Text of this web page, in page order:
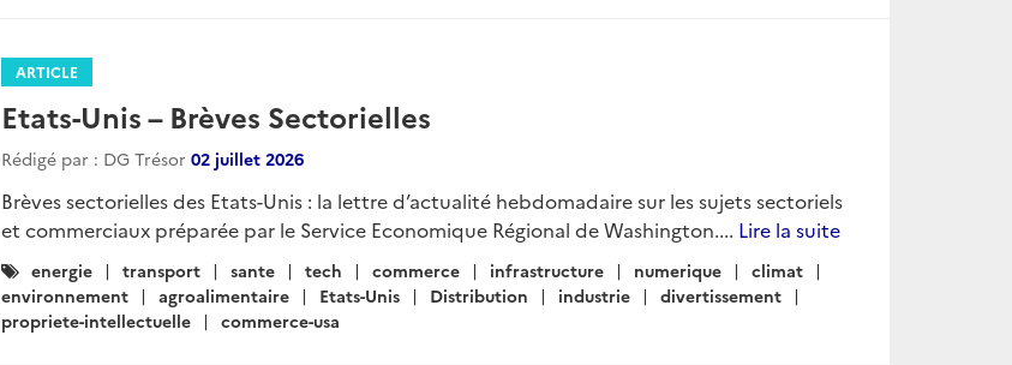
ARTICLE
Etats-Unis – Brèves Sectorielles
Rédigé par : DG Trésor 02 juillet 2026
Brèves sectorielles des Etats-Unis : la lettre d’actualité hebdomadaire sur les sujets sectoriels
et commerciaux préparée par le Service Economique Régional de Washington.... Lire la suite
Catégories
:
energie transport sante tech commerce infrastructure numerique
climat
environnement
agroalimentaire Etats-Unis Distribution industrie
divertissement
propriete-intellectuelle
commerce-usa